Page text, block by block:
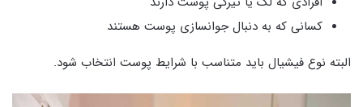
کسانی که به دنبال جوانسازی پوست هستند
البته نوع فیشیال باید متناسب با شرایط پوست انتخاب شود.